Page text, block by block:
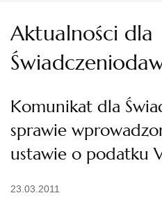
Aktualności dla
Komunikat dla
sprawie
ustawie o podatku
23.03.2011